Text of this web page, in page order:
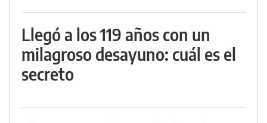
Llegó a los 119 años con un
milagroso desayuno: cuál es el
secreto